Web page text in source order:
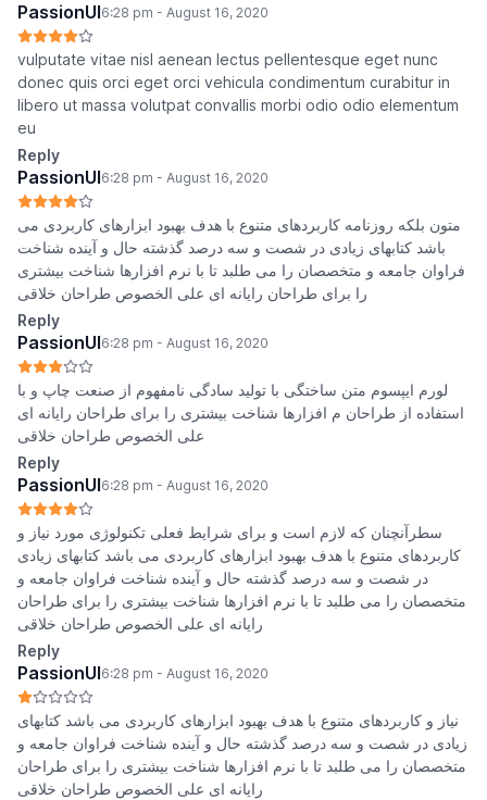
PassionUI6:28 pm - August 16, 2020
vulputate vitae nisl aenean lectus pellentesque eget nunc
donec quis orci eget orci vehicula condimentum curabitur in
libero ut massa volutpat convallis morbi odio odio elementum
eu
Reply
PassionUI6:28 pm - August 16, 2020
متون بلکه روزنامه کاربردهای متنوع با هدف بهبود ابزارهای کاربردی می
باشد کتابهای زیادی در شصت و سه درصد گذشته حال و آینده شناخت
فراوان جامعه و متخصصان را می طلبد تا با نرم افزارها شناخت بیشتری
را برای طراحان رایانه ای علی الخصوص طراحان خلاقی
Reply
PassionUI6:28 pm - August 16, 2020
لورم ایپسوم متن ساختگی با تولید سادگی نامفهوم از صنعت چاپ و با
استفاده از طراحان م افزارها شناخت بیشتری را برای طراحان رایانه ای
علی الخصوص طراحان خلاقی
Reply
PassionUI6:28 pm - August 16, 2020
سطرآنچنان که لازم است و برای شرایط فعلی تکنولوژی مورد نیاز و
کاربردهای متنوع با هدف بهبود ابزارهای کاربردی می باشد کتابهای زیادی
در شصت و سه درصد گذشته حال و آینده شناخت فراوان جامعه و
متخصصان را می طلبد تا با نرم افزارها شناخت بیشتری را برای طراحان
رایانه ای علی الخصوص طراحان خلاقی
Reply
PassionUI6:28 pm - August 16, 2020
نیاز و کاربردهای متنوع با هدف بهبود ابزارهای کاربردی می باشد کتابهای
زیادی در شصت و سه درصد گذشته حال و آینده شناخت فراوان جامعه و
متخصصان را می طلبد تا با نرم افزارها شناخت بیشتری را برای طراحان
رایانه ای علی الخصوص طراحان خلاقی